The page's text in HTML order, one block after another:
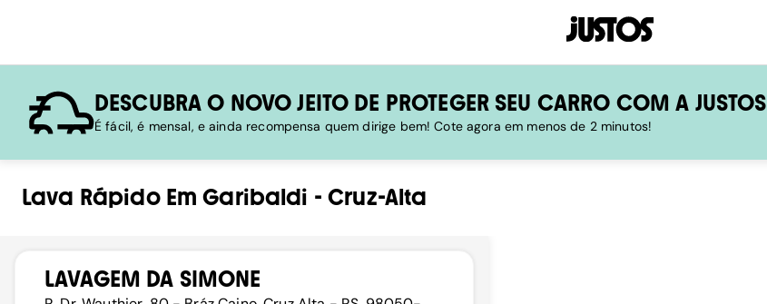
DESCUBRA O NOVO JEITO DE PROTEGER SEU CARRO COM A JUSTOS
É fácil, é mensal, e ainda recompensa quem dirige bem! Cote agora em menos de 2 minutos!
Lava RápidoEmGaribaldi -Cruz-Alta
LAVAGEM DA SIMONE